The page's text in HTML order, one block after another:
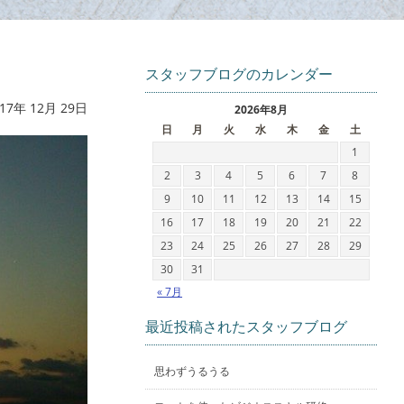
年 12月 29日
スタッフブログのカレンダー
2026年8月
日
月 火 水 木 金 土
« 7月
1
2
3 4 5 6 7
8
9
10 11 12 13 14
15
16
17 18 19 20 21
22
23
24 25 26 27 28
29
30
31
最近投稿されたスタッフブログ
思わずうるうる